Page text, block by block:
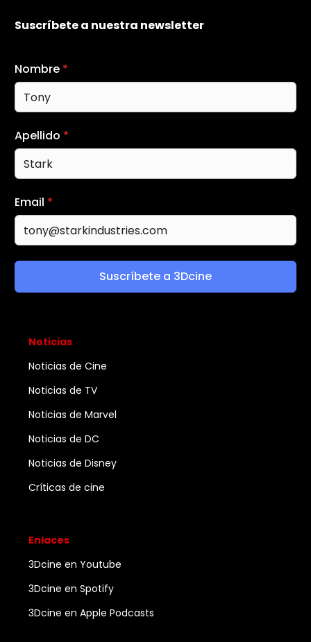
Suscríbete a nuestra newsletter
Nombre *
Apellido *
Email *
Suscríbete a 3Dcine
Noticias
Noticias de Cine
Noticias de TV
Noticias de Marvel
Noticias de DC
Noticias de Disney
Críticas de cine
Enlaces
3Dcine en Youtube
3Dcine en Spotify
3Dcine en Apple Podcasts